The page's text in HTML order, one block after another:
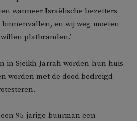
wanneer Israëlische bezetters
en wij weg moeten
platbranden.’
in Sjeikh Jarrah worden hun huis
worden met de dood bedreigd
95-jarige buurman een